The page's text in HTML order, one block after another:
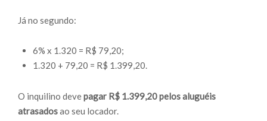
Já no segundo:
6% x 1.320 = R$ 79,20;
1.320 + 79,20 = R$ 1.399,20.
O inquilino devepagar R$ 1.399,20 pelos aluguéis
atrasadosao seu locador.